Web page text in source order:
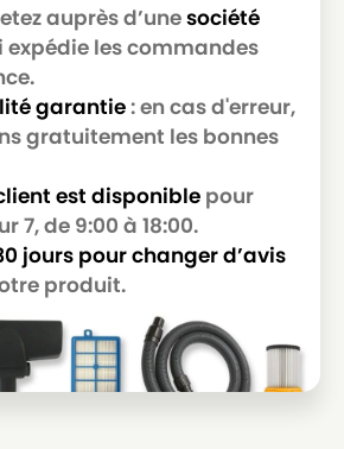
auprès d’unesociété
expédie les commandes
garantie: en cas d'erreur,
gratuitement les bonnes
est disponible pour
7, de 9:00 à 18:00.
jours pour changer d’avis
produit.